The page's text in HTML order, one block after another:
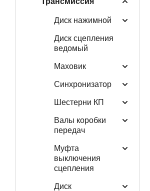
Диск нажимной
Диск сцепления
ведомый
Маховик
Синхронизатор
Шестерни КП
Валы коробки
передач
Муфта
выключения
сцепления
Диск